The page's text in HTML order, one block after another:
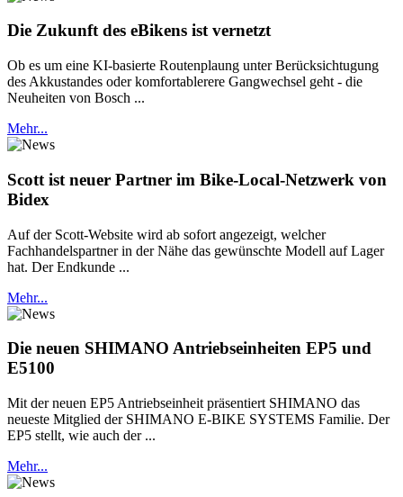
Die Zukunft des eBikens ist vernetzt
Ob es um eine KI-basierte Routenplaung unter Berücksichtugung
des Akkustandes oder komfortablerere Gangwechsel geht - die
Neuheiten von Bosch ...
Mehr...
Scott ist neuer Partner im Bike-Local-Netzwerk von
Bidex
Auf der Scott-Website wird ab sofort angezeigt, welcher
Fachhandelspartner in der Nähe das gewünschte Modell auf Lager
hat. Der Endkunde ...
Mehr...
Die neuen SHIMANO Antriebseinheiten EP5 und
E5100
Mit der neuen EP5 Antriebseinheit präsentiert SHIMANO das
neueste Mitglied der SHIMANO E-BIKE SYSTEMS Familie. Der
EP5 stellt, wie auch der ...
Mehr...